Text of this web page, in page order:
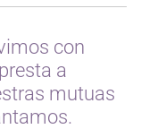
con
a
mutuas